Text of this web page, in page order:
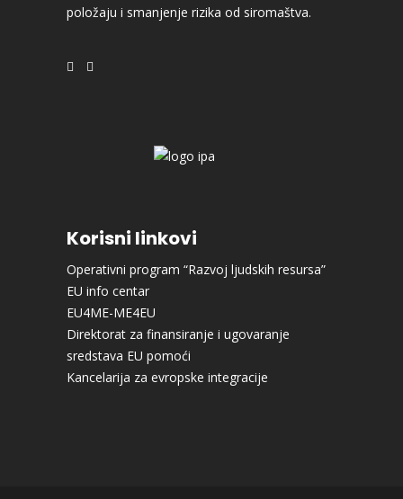
položaju i smanjenje rizika od siromaštva.
Korisni linkovi
Operativni program “Razvoj ljudskih resursa”
EU info centar
EU4ME-ME4EU
Direktorat za finansiranje i ugovaranje
sredstava EU pomoći
Kancelarija za evropske integracije